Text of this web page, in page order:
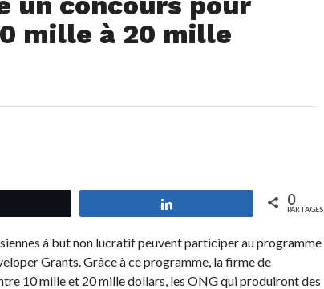
mille à 20 mille
0
PARTAGES
à but non lucratif peuvent participer au programme
Grants. Grâce à ce programme, la firme de
10 mille et 20 mille dollars, les ONG qui produiront des